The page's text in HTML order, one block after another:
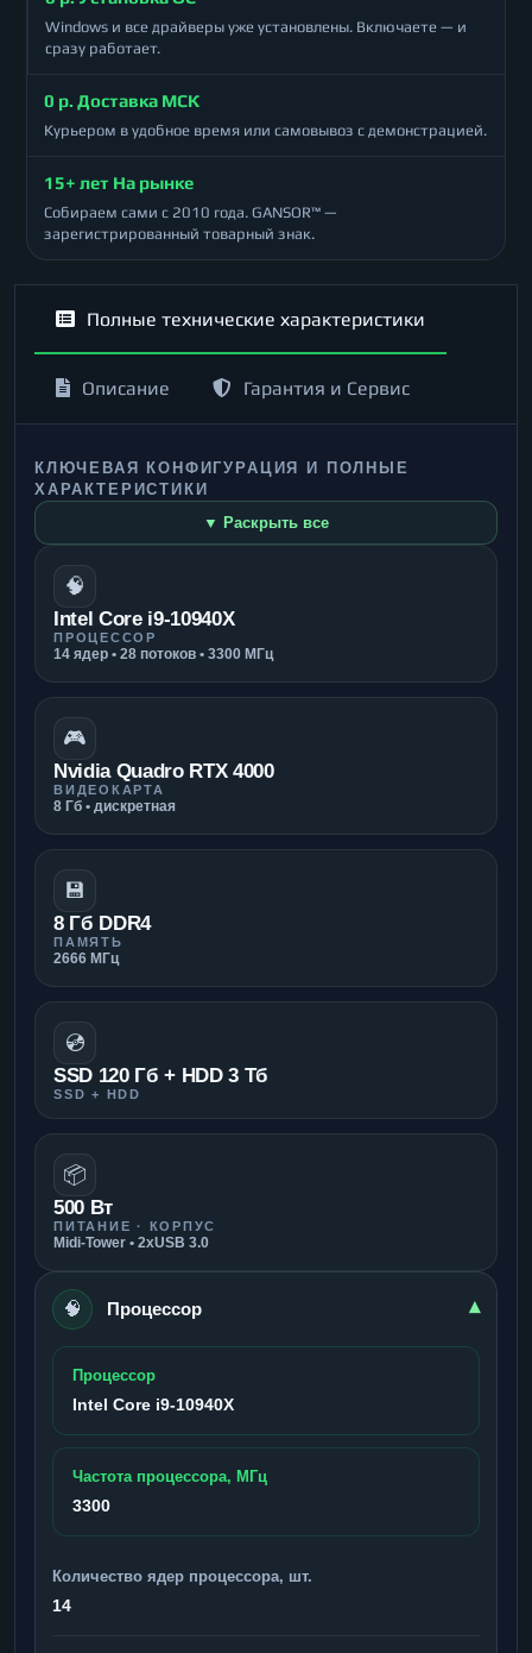
Windows и все драйверы уже установлены. Включаете — и
сразу работает.
0 р. Доставка МСК
Курьером в удобное время или самовывоз с демонстрацией.
15+ лет На рынке
Собираем сами с 2010 года. GANSOR™ —
зарегистрированный товарный знак.
Полные технические характеристики
Описание Гарантия и Сервис
КЛЮЧЕВАЯ КОНФИГУРАЦИЯ И ПОЛНЫЕ
ХАРАКТЕРИСТИКИ
▼ Раскрыть все
🧠
Intel Core i9-10940X
ПРОЦЕССОР
14 ядер • 28 потоков • 3300 МГц
🎮
Nvidia Quadro RTX 4000
ВИДЕОКАРТА
8 Гб • дискретная
💾
8 Гб DDR4
ПАМЯТЬ
2666 МГц
💿
SSD 120 Гб + HDD 3 Тб
SSD + HDD
📦
500 Вт
ПИТАНИЕ · КОРПУС
Midi-Tower • 2xUSB 3.0
🧠 Процессор ▾
Процессор
Intel Core i9-10940X
Частота процессора, МГц
3300
Количество ядер процессора, шт.
14